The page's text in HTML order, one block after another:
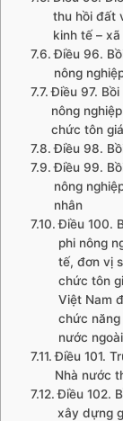
thu hồi đất
kinh tế –
Điều 96.
nông
Điều 97.
nông
chức tôn
Điều 98.
Điều 99.
nông
nhân
Điều 100.
phi nông
tế, đơn vị
chức tôn
Việt Nam
chức
nước ngoài
Điều 101.
Nhà nước
Điều 102.
xây dựng